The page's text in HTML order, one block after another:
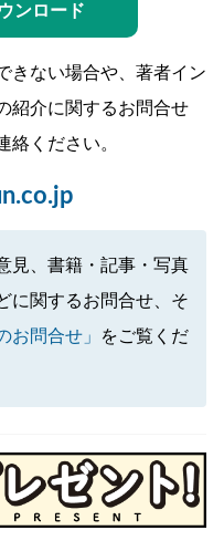
ンロード
きない場合や、著者イン
紹介に関するお問合せ
絡ください。
見、書籍・記事・写真
に関するお問合せ、そ
お問合せ」
をご覧くだ